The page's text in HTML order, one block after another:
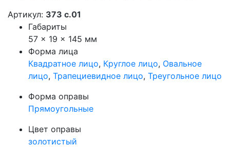
Артикул: 373 с.01
Габариты
57 × 19 × 145 мм
Форма лица
Квадратное лицо, Круглое лицо, Овальное
лицо, Трапециевидное лицо, Треугольное лицо
Форма оправы
Прямоугольные
Цвет оправы
золотистый